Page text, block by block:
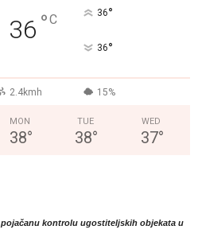
36 °C 36°
36°
2.4kmh 15%
MON
38°
TUE
38°
WED
37°
kontrolu ugostiteljskih objekata u